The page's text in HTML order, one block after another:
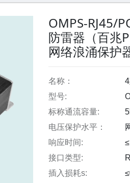
OMPS-RJ45/
防雷器（百兆
网络浪涌保护
名称：
型号:
标称通流容量:
电压保护水平：
响应时间:
接口类型:
插入损耗s: